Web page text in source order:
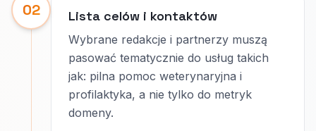
02 Lista celów i kontaktów
Wybrane redakcje i partnerzy muszą
pasować tematycznie do usług takich
jak: pilna pomoc weterynaryjna i
profilaktyka, a nie tylko do metryk
domeny.